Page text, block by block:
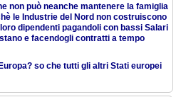
non può neanche mantenere la famiglia
le Industrie del Nord non costruiscono
dipendenti pagandoli con bassi Salari
e facendogli contratti a tempo
Europa? so che tutti gli altri Stati europei